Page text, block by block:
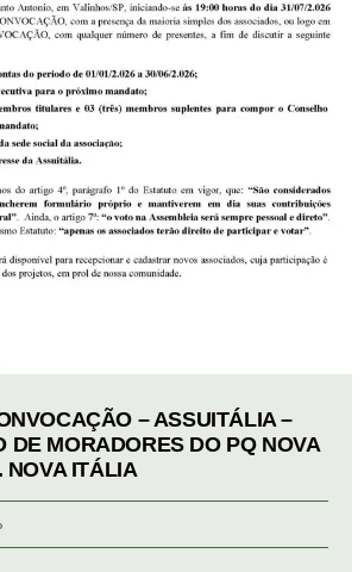
– ASSUITÁLIA –
DE MORADORES DO PQ NOVA
NOVA ITÁLIA